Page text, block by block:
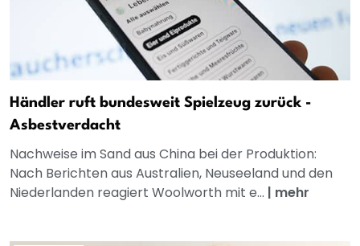
Händler ruft bundesweit Spielzeug zurück -
Asbestverdacht
Nachweise im Sand aus China bei der Produktion:
Nach Berichten aus Australien, Neuseeland und den
Niederlanden reagiert Woolworth mit e... | mehr